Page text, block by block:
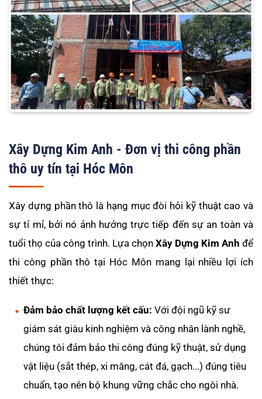
Xây Dựng Kim Anh - Đơn vị thi công phần
thô uy tín tại Hóc Môn
Xây dựng phần thô là hạng mục đòi hỏi kỹ thuật cao và
sự tỉ mỉ, bởi nó ảnh hưởng trực tiếp đến sự an toàn và
tuổi thọ của công trình. Lựa chọn Xây Dựng Kim Anh để
thi công phần thô tại Hóc Môn mang lại nhiều lợi ích
thiết thực:
Đảm bảo chất lượng kết cấu: Với đội ngũ kỹ sư
giám sát giàu kinh nghiệm và công nhân lành nghề,
chúng tôi đảm bảo thi công đúng kỹ thuật, sử dụng
vật liệu (sắt thép, xi măng, cát đá, gạch...) đúng tiêu
chuẩn, tạo nên bộ khung vững chắc cho ngôi nhà.